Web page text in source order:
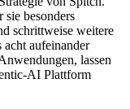
besonders
schrittweise weitere
acht aufeinander
lassen
AI Plattform